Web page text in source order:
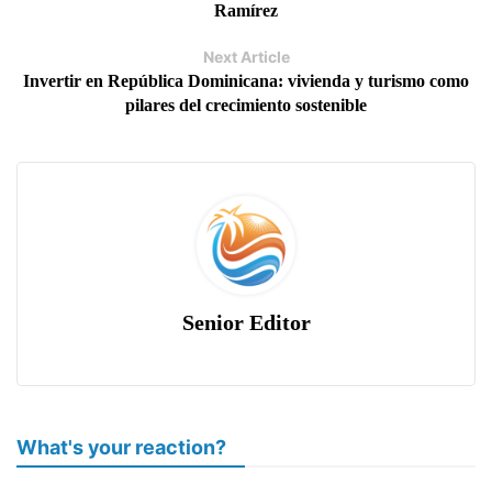
Ramírez
Next Article
Invertir en República Dominicana: vivienda y turismo como
pilares del crecimiento sostenible
Senior Editor
What's your reaction?